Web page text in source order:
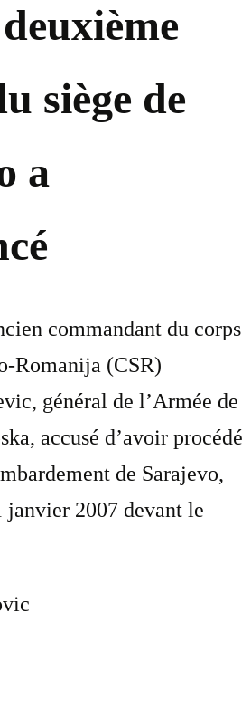
siège de
a
commandant du corps
Romanija (CSR)
général de l’Armée de
accusé d’avoir procédé
de Sarajevo,
janvier 2007 devant le